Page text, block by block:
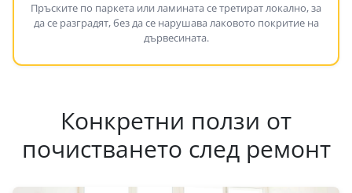
Пръските по паркета или ламината се третират локално, за
да се разградят, без да се нарушава лаковото покритие на
дървесината.
Конкретни ползи от
почистването след ремонт